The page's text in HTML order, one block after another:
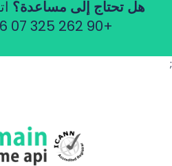
هل تحتاج إلى مساعدة؟
+90 262 325 07 76
;